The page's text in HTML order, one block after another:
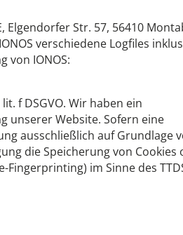
Elgendorfer Str. 57, 56410
verschiedene Logfiles
von IONOS:
f DSGVO. Wir haben ein
unserer Website. Sofern eine
ausschließlich auf Grundlage
die Speicherung von Cookies
im Sinne des